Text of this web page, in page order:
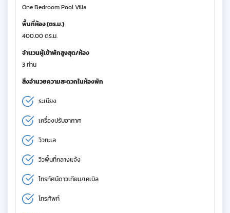
One Bedroom Pool Villa
พื้นที่ห้อง (ตร.ม.)
400.00 ตร.ม.
จำนวนผู้เข้าพักสูงสุด/ห้อง
3 ท่าน
สิ่งอำนวยความสะดวกในห้องพัก
ระเบียง
เครื่องปรับอากาศ
วิวทะเล
วิวพื้นที่กลางแจ้ง
โทรทัศน์ดาวเทียม/เคเบิล
โทรศัพท์